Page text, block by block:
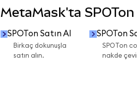
MetaMask'ta SPOTon
SPOTon Satın Al
Birkaç dokunuşla
satın alın.
SPOTon
SPOTon
nakde